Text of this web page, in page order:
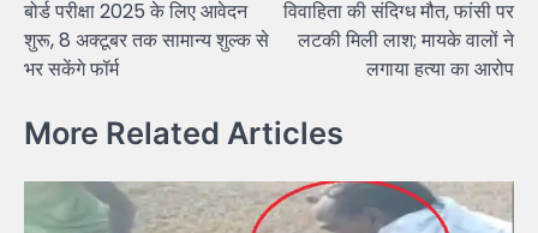
बोर्ड परीक्षा 2025 के लिए आवेदन
शुरू, 8 अक्टूबर तक सामान्य शुल्क से
भर सकेंगे फॉर्म
विवाहिता की संदिग्ध मौत, फांसी पर
लटकी मिली लाश; मायके वालों ने
लगाया हत्या का आरोप
More Related Articles